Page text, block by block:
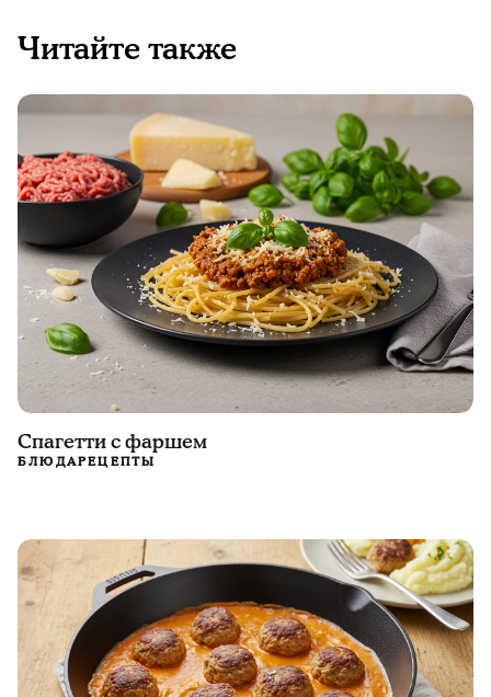
Читайте также
Спагетти с фаршем
БЛЮДАРЕЦЕПТЫ